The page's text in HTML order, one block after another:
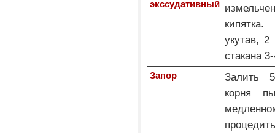
экссудативный
укутав,
стакана
Запор
Залить
корня